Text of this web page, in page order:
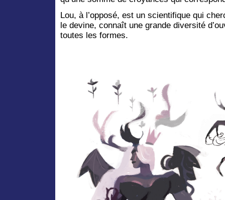
Lou, à l’opposé, est un scientifique qui
le devine, connaît une grande diversité
toutes les formes.